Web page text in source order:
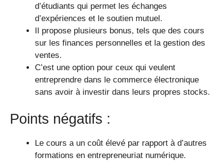
d’étudiants qui permet les échanges
d’expériences et le soutien mutuel.
Il propose plusieurs bonus, tels que des cours
sur les finances personnelles et la gestion des
ventes.
C’est une option pour ceux qui veulent
entreprendre dans le commerce électronique
sans avoir à investir dans leurs propres stocks.
Points négatifs :
Le cours a un coût élevé par rapport à d’autres
formations en entrepreneuriat numérique.